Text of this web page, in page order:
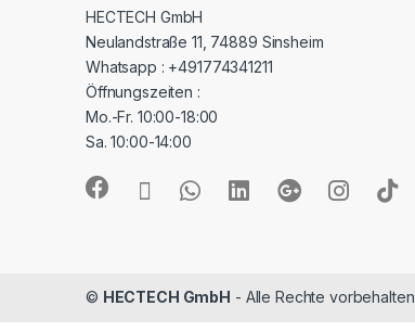
HECTECH GmbH
Neulandstraße 11, 74889 Sinsheim
Whatsapp : +491774341211
Öffnungszeiten :
Mo.-Fr. 10:00-18:00
Sa. 10:00-14:00
© HECTECH GmbH - Alle Rechte vorbehalten